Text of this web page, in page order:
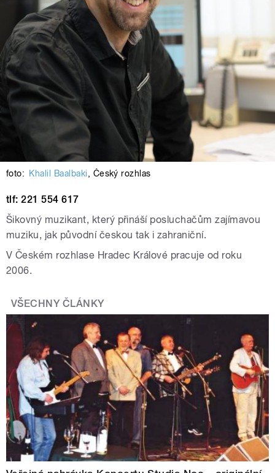
foto: Khalil Baalbaki, Český rozhlas
tlf: 221 554 617
Šikovný muzikant, který přináší posluchačům zajímavou
muziku, jak původní českou tak i zahraniční.
V Českém rozhlase Hradec Králové pracuje od roku
2006.
VŠECHNY ČLÁNKY